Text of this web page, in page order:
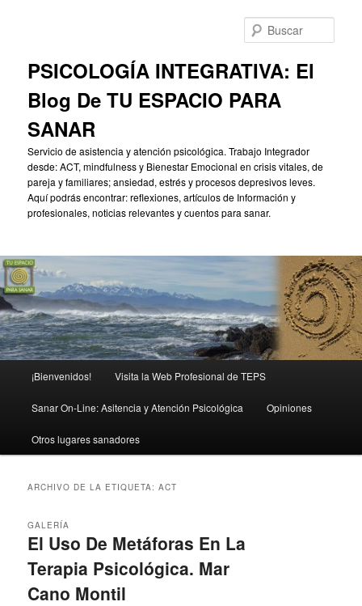
PSICOLOGÍA INTEGRATIVA: El
Blog De TU ESPACIO PARA
SANAR
Servicio de asistencia y atención psicológica. Trabajo Integrador
desde: ACT, mindfulness y Bienestar Emocional en crisis vitales, de
pareja y familiares; ansiedad, estrés y procesos depresivos leves.
Aquí podrás encontrar: reflexiones, artículos de Información y
profesionales, noticias relevantes y cuentos para sanar.
principal
¡Bienvenidos! Visita la Web Profesional de TEPS
Sanar On-Line: Asitencia y Atención Psicológica Opiniones
Otros lugares sanadores
ARCHIVO DE LA ETIQUETA:ACT
El Uso De Metáforas En La
Terapia Psicológica. Mar
Cano Montil
GALERÍA